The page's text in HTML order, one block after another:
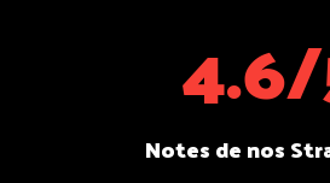
Notes de nos